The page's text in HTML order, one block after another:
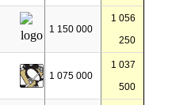
1 150 000
1 056
250
1 075 000
1 037
500